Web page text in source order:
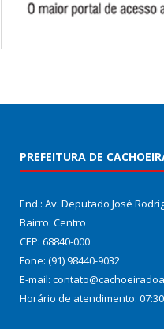
PREFEITURA DE
End.: Av. Deputado José
Bairro: Centro
CEP: 68840-000
Fone: (91) 98440-9032
E-mail:
Horário de atendimento: